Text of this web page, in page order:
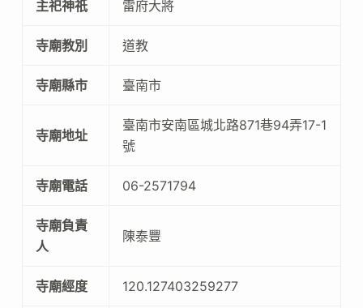
主祀神祇 雷府大將
寺廟教別 道教
寺廟縣市 臺南市
寺廟地址
臺南市安南區城北路871巷94弄17-1
號
寺廟電話 06-2571794
寺廟負責
人
陳泰豐
寺廟經度 120.127403259277